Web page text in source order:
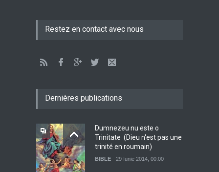
Restez en contact avec nous
Dernières publications
Dumnezeu nu este o
Trinitate (Dieu n'est pas une
trinité en roumain)
BIBLE 29 Iunie 2014, 00:00